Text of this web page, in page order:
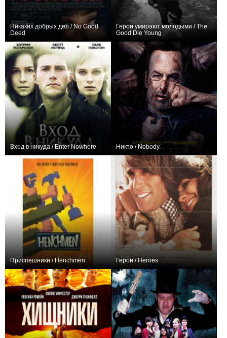
Никаких добрых дел / No Good
Deed
Герои умирают молодыми / The
Good Die Young
Вход в никуда / Enter Nowhere Никто / Nobody
Приспешники / Henchmen Герои / Heroes